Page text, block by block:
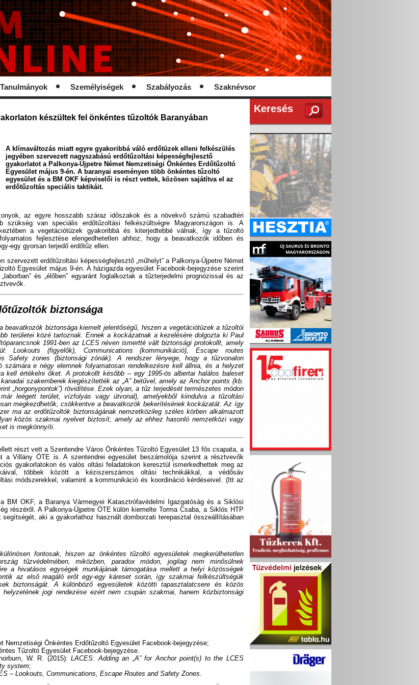
Tanulmányok Személyiségek Szabályozás Szaknévsor
készültek fel önkéntes tűzoltók Baranyában
A klímaváltozás miatt egyre gyakoribbá váló erdőtüzek elleni felkészülés
jegyében szervezett nagyszabású erdőtűzoltási képességfejlesztő
gyakorlatot a Palkonya-Újpetre Német Nemzetiségi Önkéntes Erdőtűzoltó
Egyesület május 9-én. A baranyai eseményen több önkéntes tűzoltó
egyesület és a BM OKF képviselői is részt vettek, közösen sajátítva el az
erdőtűzoltás speciális taktikáit.
az egyre hosszabb száraz időszakok és a növekvő számú szabadtéri
szükség van speciális erdőtűzoltási felkészültségre Magyarországon is. A
a vegetációtüzek gyakoribbá és kiterjedtebbé válnak, így a tűzoltó
fejlesztése elengedhetetlen ahhoz, hogy a beavatkozók időben és
egy gyorsan terjedő erdőtűz ellen.
szervezett erdőtűzoltási képességfejlesztő „műhelyt” a Palkonya-Újpetre Német
Egyesület május 9-én. A házigazda egyesület Facebook-bejegyzése szerint
és „élőben” egyaránt foglalkoztak a tűzterjedelmi prognózissal és az
biztonsága
beavatkozók biztonsága kiemelt jelentőségű, hiszen a vegetációtüzek a tűzoltói
területei közé tartoznak. Ennek a kockázatnak a kezelésére dolgozta ki Paul
1991-ben az LCES néven ismertté vált biztonsági protokollt, amely
Lookouts (figyelők), Communications (kommunikáció), Escape routes
Safety zones (biztonsági zónák). A rendszer lényege, hogy a tűzvonalon
számára e négy elemnek folyamatosan rendelkezésre kell állnia, és a helyzet
kell értékelni őket. A protokollt később – egy 1995-ös albertai halálos baleset
szakemberek kiegészítették az „A” betűvel, amely az Anchor points (kb.
„horgonypontok”) rövidítése. Ezek olyan, a tűz terjedését természetes módon
leégett terület, vízfolyás vagy útvonal), amelyekből kiindulva a tűzoltási
megkezdhetők, csökkentve a beavatkozók bekerítésének kockázatát. Az így
ma az erdőtűzoltók biztonságának nemzetközileg széles körben alkalmazott
közös szakmai nyelvet biztosít, amely az ehhez hasonló nemzetközi vagy
is megkönnyíti.
részt vett a Szentendre Város Önkéntes Tűzoltó Egyesület 13 fős csapata, a
a Villány ÖTE is. A szentendrei egyesület beszámolója szerint a résztvevők
gyakorlatokon és valós oltási feladatokon keresztül ismerkedhettek meg az
többek között a kéziszerszámos oltási technikákkal, a védősáv
módszerekkel, valamint a kommunikáció és koordináció kérdéseivel. (Itt az
BM OKF, a Baranya Vármegyei Katasztrófavédelmi Igazgatóság és a Siklósi
részéről. A Palkonya-Újpetre ÖTE külön kiemelte Torma Csaba, a Siklós HTP
segítségét, aki a gyakorlathoz használt domborzati terepasztal összeállításában
fontosak, hiszen az önkéntes tűzoltó egyesületek megkerülhetetlen
tűzvédelmében, miközben, paradox módon, jogilag nem minősülnek
a hivatásos egységek munkájának támogatása mellett a helyi közösségek
az első reagáló erőt egy-egy káreset során, így szakmai felkészültségük
biztonságát. A különböző egyesületek közötti tapasztalatcsere és közös
jogi rendezése ezért nem csupán szakmai, hanem közbiztonsági
Nemzetiségi Önkéntes Erdőtűzoltó Egyesület Facebook-bejegyzése;
Tűzoltó Egyesület Facebook-bejegyzése.
W. R. (2015):LACES: Adding an „A” for Anchor point(s) to the LCES
system;
– Lookouts, Communications, Escape Routes and Safety Zones
Keresés